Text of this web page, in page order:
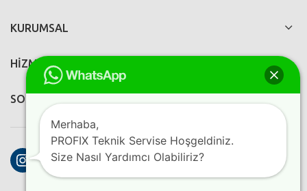
KURUMSAL
HİZMETLERİMİZ
SOSYAL MEDYA
Instagram
Facebook
YouTube
Merhaba,
PROFIX Teknik Servise Hoşgeldiniz.
Size Nasıl Yardımcı Olabiliriz?